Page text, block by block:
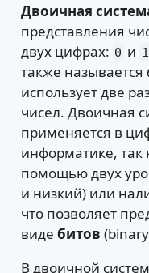
Двоичная
представления
двух цифрах: 0 и 1
также называется
использует две
чисел. Двоичная
применяется в
информатике, так
помощью двух
и низкий) или
что позволяет
виде битов
В двоичной